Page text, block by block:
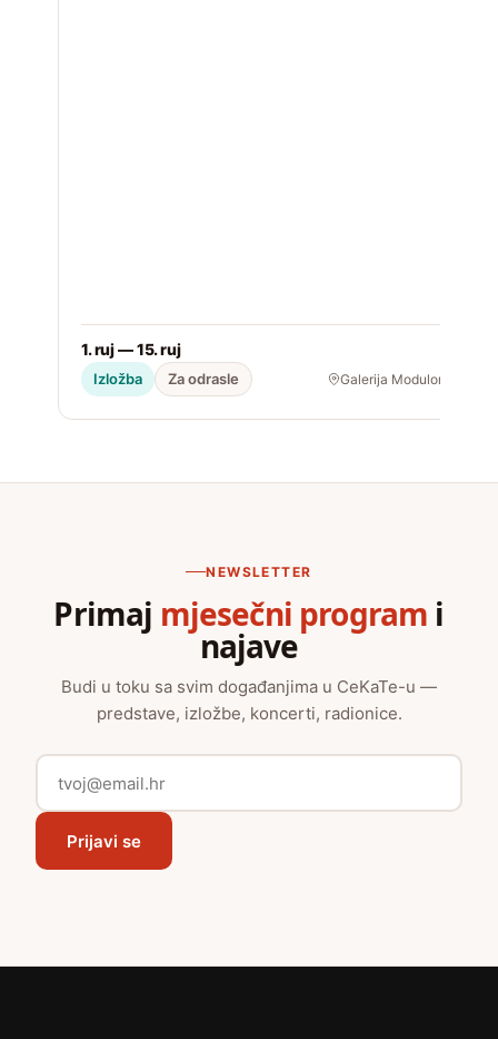
1. ruj — 15. ruj
Izložba Za odrasle Galerija Modulor
NEWSLETTER
Primaj mjesečni program i
najave
Budi u toku sa svim događanjima u CeKaTe-u —
predstave, izložbe, koncerti, radionice.
Prijavi se